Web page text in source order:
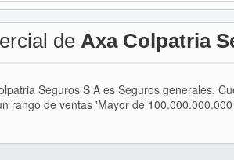
de Axa Colpatria
Seguros S A es Seguros generales.
rango de ventas 'Mayor de